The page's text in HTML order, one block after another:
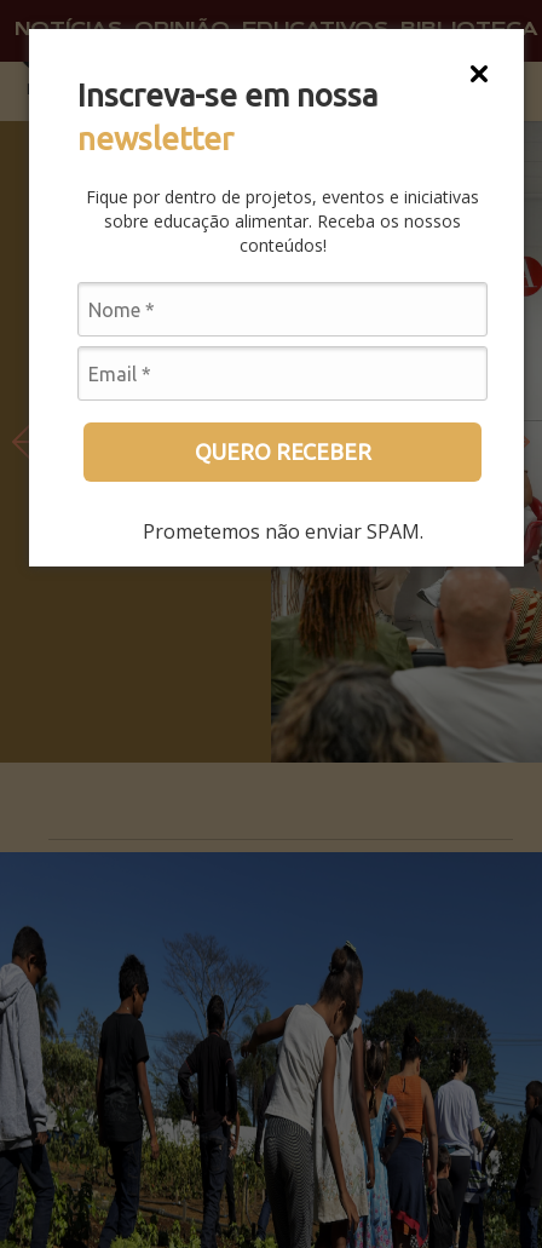
Inscreva-se em nossa
newsletter
Fique por dentro de projetos, eventos e iniciativas
sobre educação alimentar. Receba os nossos
conteúdos!
QUERO RECEBER
Prometemos não enviar SPAM.
NOTÍCIAS OPINIÃO EDUCATIVOS BIBLIOTECA
SABERES
DA BOCA
PRA
SAIBA
COMO
FOI O
SEMINÁRI
LEIA MAIS